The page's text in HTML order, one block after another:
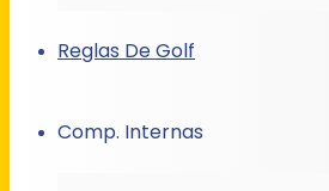
Reglas De Golf
Comp. Internas